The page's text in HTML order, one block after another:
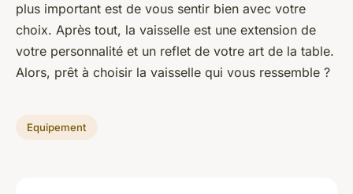
plus important est de vous sentir bien avec votre
choix. Après tout, la vaisselle est une extension de
votre personnalité et un reflet de votre art de la table.
Alors, prêt à choisir la vaisselle qui vous ressemble ?
Equipement